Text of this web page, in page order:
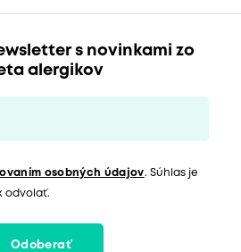
s novinkami zo
alergikov
osobných údajov. Súhlas je
odvolať.
Odoberať